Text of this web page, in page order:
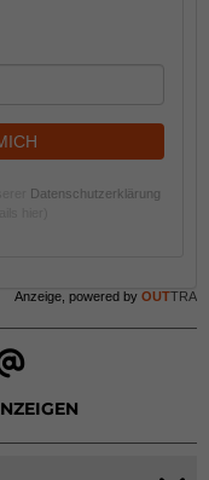
Datenschutzerklärung
Anzeige, powered by OUTTRA